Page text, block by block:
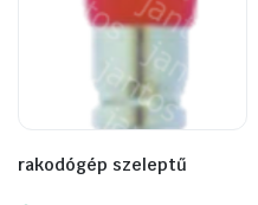
rakodógép szeleptű